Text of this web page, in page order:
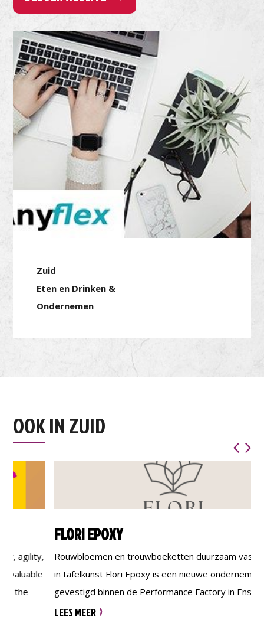
Zuid
Eten en Drinken &
Ondernemen
OOK IN ZUID
FLORI EPOXY
Rouwbloemen en trouwboeketten duurzaam vastgelegd
in tafelkunst Flori Epoxy is een nieuwe onderneming
gevestigd binnen de Performance Factory in Enschede.
Vanuit deze locatie ontwerp en vervaardig ik unieke
LEES MEER